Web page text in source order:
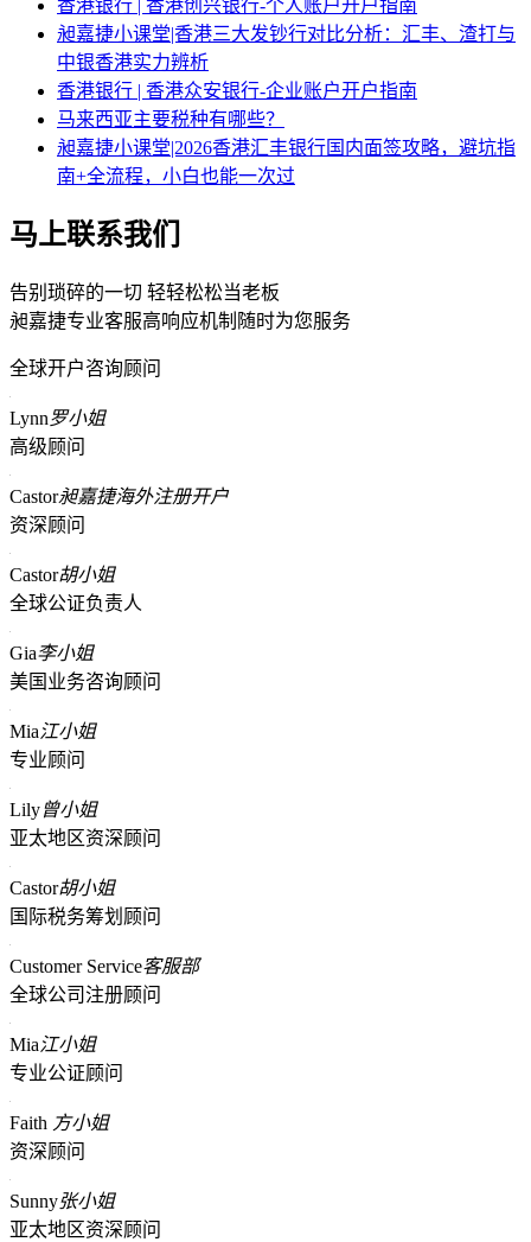
香港银行 | 香港创兴银行-个人账户开户指南
昶嘉捷小课堂|香港三大发钞行对比分析：汇丰、渣打与
中银香港实力辨析
香港银行 | 香港众安银行-企业账户开户指南
马来西亚主要税种有哪些？
昶嘉捷小课堂|2026香港汇丰银行国内面签攻略，避坑指
南+全流程，小白也能一次过
马上联系我们
告别琐碎的一切 轻轻松松当老板
昶嘉捷专业客服高响应机制随时为您服务
全球开户咨询顾问
Lynn罗小姐
高级顾问
Castor昶嘉捷海外注册开户
资深顾问
Castor胡小姐
全球公证负责人
Gia李小姐
美国业务咨询顾问
Mia江小姐
专业顾问
Lily曾小姐
亚太地区资深顾问
Castor胡小姐
国际税务筹划顾问
Customer Service客服部
全球公司注册顾问
Mia江小姐
专业公证顾问
Faith 方小姐
资深顾问
Sunny张小姐
亚太地区资深顾问